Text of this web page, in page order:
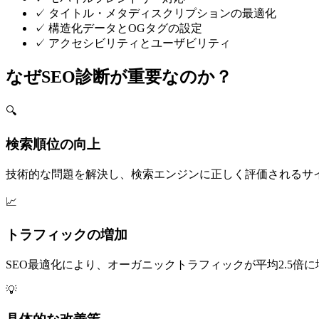
✓ タイトル・メタディスクリプションの最適化
✓ 構造化データとOGタグの設定
✓ アクセシビリティとユーザビリティ
なぜSEO診断が重要なのか？
🔍
検索順位の向上
技術的な問題を解決し、検索エンジンに正しく評価されるサ
📈
トラフィックの増加
SEO最適化により、オーガニックトラフィックが平均2.5倍に
💡